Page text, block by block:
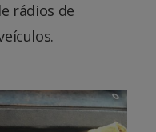
rádios de